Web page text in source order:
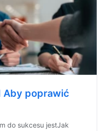
Aby poprawić
do sukcesu jestJak